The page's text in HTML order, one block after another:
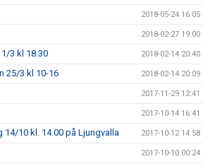
2018-05-24 16:05
2018-02-27 19:00
3 kl 18.30 2018-02-14 20:40
25/3 kl 10-16 2018-02-14 20:09
2017-11-29 12:41
2017-10-14 16:41
14/10 kl. 14.00 på Ljungvalla 2017-10-12 14:58
2017-10-10 00:24